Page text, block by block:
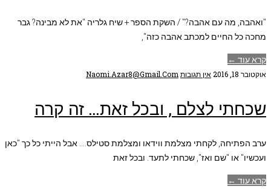
"ואהבה, מה עם אהבה?" / השקת הספר + שיח גלריה "את לא מבינה? גבר
מחכה כל החיים למכתב אהבה כזה",
קרא עוד ←
אוקטובר 18, 2016 אין תגובות Naomi.azar8@gmail.com
שכחתי לצלם , ובכל זאת… זה קרה
ערב הפתיחה, לקחתי מצלמת ווידאו ומצלמת סטילס…. אבל הייתי כל כך "כאן
ועכשיו" או "שם ואז", שכחתי לתעד. ובכל זאת
קרא עוד ←